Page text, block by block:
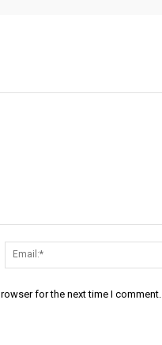
for the next time I comment.